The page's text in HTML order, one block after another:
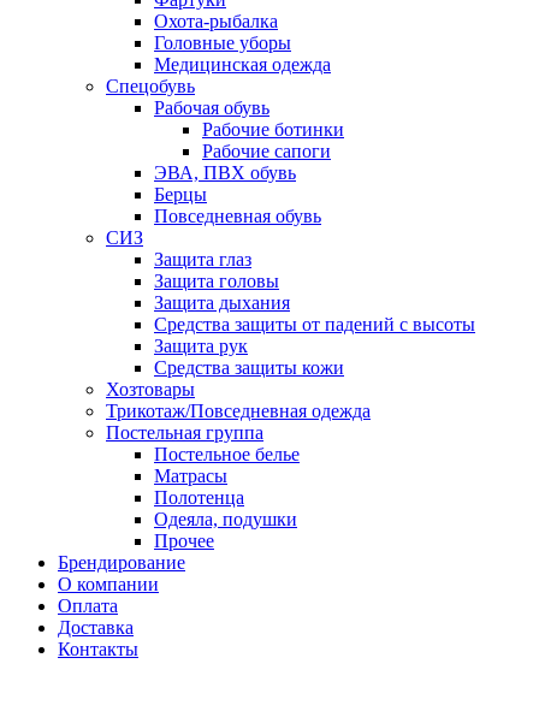
Охота-рыбалка
Головные уборы
Медицинская одежда
Спецобувь
Рабочая обувь
Рабочие ботинки
Рабочие сапоги
ЭВА, ПВХ обувь
Берцы
Повседневная обувь
СИЗ
Защита глаз
Защита головы
Защита дыхания
Средства защиты от падений с высоты
Защита рук
Средства защиты кожи
Хозтовары
Трикотаж/Повседневная одежда
Постельная группа
Постельное белье
Матрасы
Полотенца
Одеяла, подушки
Прочее
Брендирование
О компании
Оплата
Доставка
Контакты